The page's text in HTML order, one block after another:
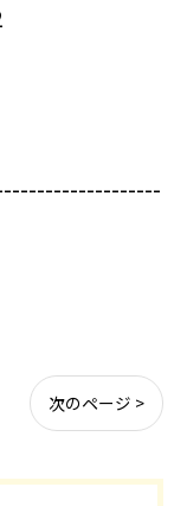
次のページ >